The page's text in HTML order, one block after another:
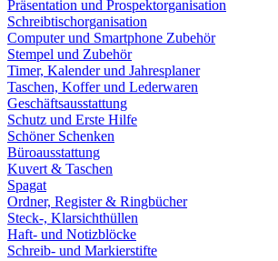
Präsentation und Prospektorganisation
Schreibtischorganisation
Computer und Smartphone Zubehör
Stempel und Zubehör
Timer, Kalender und Jahresplaner
Taschen, Koffer und Lederwaren
Geschäftsausstattung
Schutz und Erste Hilfe
Schöner Schenken
Büroausstattung
Kuvert & Taschen
Spagat
Ordner, Register & Ringbücher
Steck-, Klarsichthüllen
Haft- und Notizblöcke
Schreib- und Markierstifte